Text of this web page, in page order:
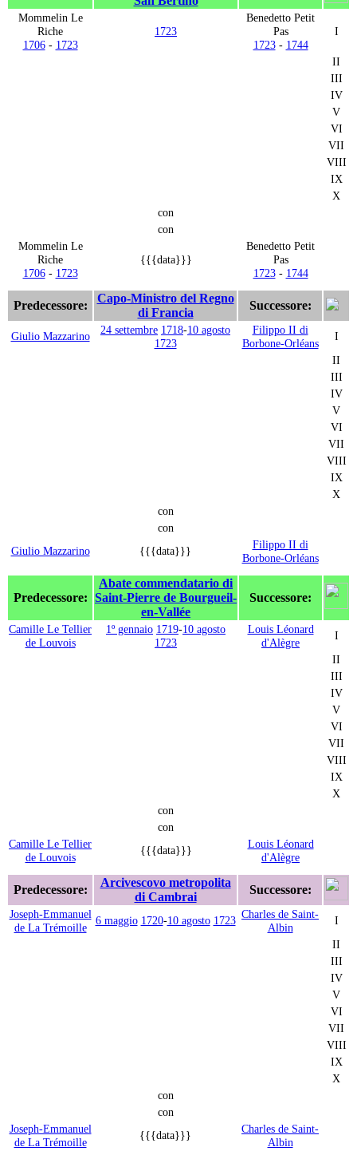
Mommelin Le
Riche
1706- 1723
1723
Benedetto Petit
Pas
1723- 1744
I
II
III
IV
V
VI
VII
VIII
IX
X
con
con
Mommelin Le
Riche
1706- 1723
{{{data}}}
Benedetto Petit
Pas
1723- 1744
Predecessore:
Capo-Ministro del Regno
di Francia
Successore:
Giulio Mazzarino 24 settembre 1718-10 agosto
1723
Filippo II di
Borbone-Orléans
I
II
III
IV
V
VI
VII
VIII
IX
X
con
con
Giulio Mazzarino
{{{data}}}
Filippo II di
Borbone-Orléans
Predecessore:
Abate commendatario di
Saint-Pierre de Bourgueil-
en-Vallée
Successore:
Camille Le Tellier
de Louvois
1º gennaio 1719-10 agosto
1723
Louis Léonard
d'Alègre
I
II
III
IV
V
VI
VII
VIII
IX
X
con
con
Camille Le Tellier
de Louvois
{{{data}}}
Louis Léonard
d'Alègre
Predecessore:
Arcivescovo metropolita
di Cambrai
Successore:
Joseph-Emmanuel
de La Trémoille
6 maggio 1720-10 agosto 1723 Charles de Saint-
Albin
I
II
III
IV
V
VI
VII
VIII
IX
X
con
con
Joseph-Emmanuel
de La Trémoille
{{{data}}}
Charles de Saint-
Albin